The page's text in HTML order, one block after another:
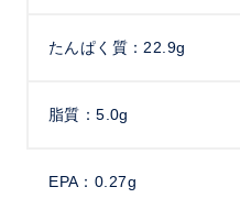
たんぱく質：22.9g
脂質：5.0g
EPA：0.27g